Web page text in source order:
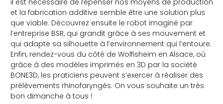
et la fabrication additive semble être une solution plus
que viable. Découvrez ensuite le robot imaginé par
l’entreprise BSR, qui grandit grâce à ses mouvement et
qui adapte sa silhouette à l’environnement qui l’entoure.
Enfin, rendez-vous du côté de Wolfisheim en Alsace, où
grâce à des modèles imprimés en 3D par la société
BONE3D, les praticiens peuvent s’exercer à réaliser des
prélèvements rhinofaryngés. On vous souhaite un très
bon dimanche à tous !